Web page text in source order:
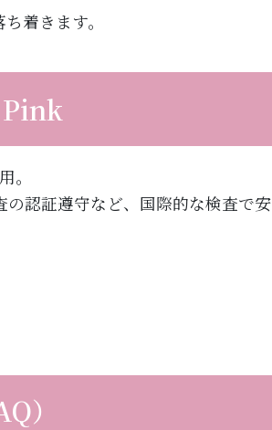
着きます。
Pink
。
認証遵守など、国際的な検査で安
）